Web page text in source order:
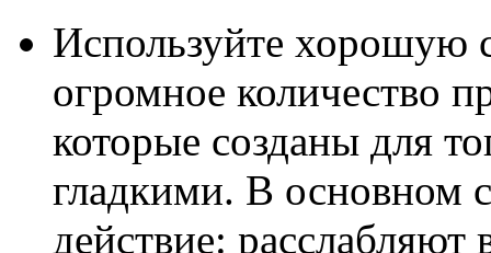
Используйте хорошую
огромное количество
которые созданы для
гладкими. В основном
действие: